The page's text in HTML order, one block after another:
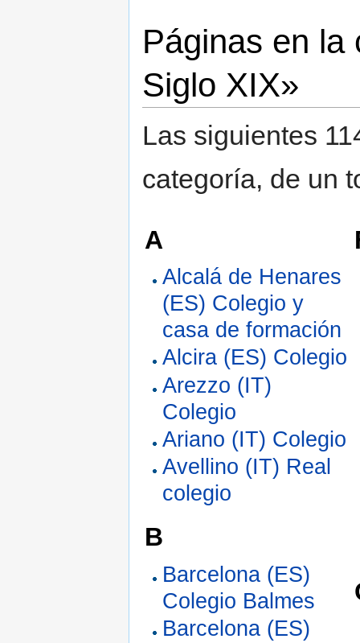
Páginas en la
Siglo XIX»
Las siguientes
categoría, de un
A
Alcalá de Henares
(ES) Colegio y
casa de formación
Alcira (ES) Colegio
Arezzo (IT)
Colegio
Ariano (IT) Colegio
Avellino (IT) Real
colegio
B
Barcelona (ES)
Colegio Balmes
Barcelona (ES)